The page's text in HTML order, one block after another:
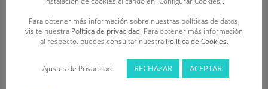
Siete socorristas de Castilla y León, convocados
por la Federación Española para las
concentraciones nacionales de playa en Salinas
Dos deportistas participarán en el Team España ...
Para obtener más información sobre nuestras políticas de datos,
visite nuestra Política de privacidad. Para obtener más información
al respecto, puedes consultar nuestra Política de Cookies.
Ajustes de Privacidad RECHAZAR ACEPTAR